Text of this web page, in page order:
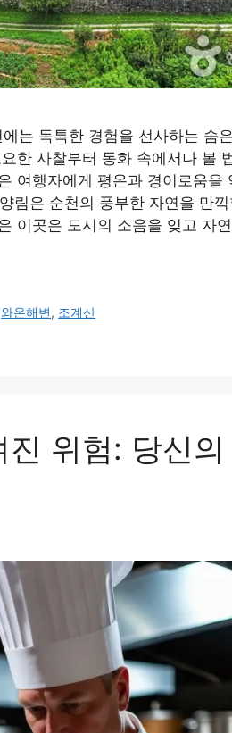
는 독특한 경험을 선사하는 숨
한 사찰부터 동화 속에서나 볼
여행자에게 평온과 경이로움을
림은 순천의 풍부한 자연을 만
이곳은 도시의 소음을 잊고 자
와온해변, 조계산
위험: 당신